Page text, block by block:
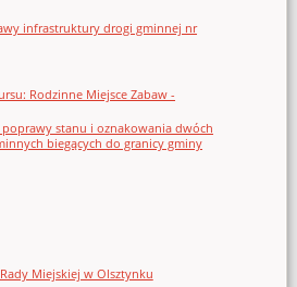
infrastruktury drogi gminnej nr
Rodzinne Miejsce Zabaw -
poprawy stanu i oznakowania dwóch
biegących do granicy gminy
Miejskiej w Olsztynku